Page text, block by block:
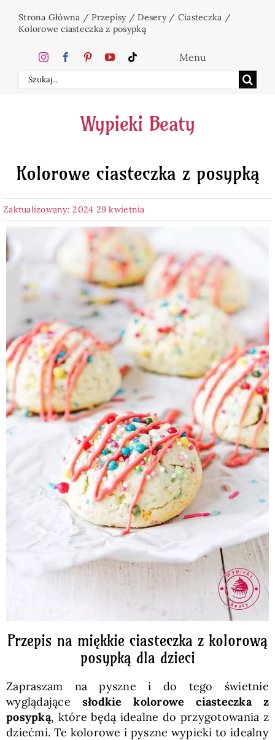
Strona Główna /Przepisy/Desery/ Ciasteczka /
Kolorowe ciasteczka z posypką
Szukaj
Menu
Home
Ciasta
Desery
Napoje
Pieczywo
Przetwory
Posiłki
Zdrowo i fit
Kuchnie świata
SKLEP
Wypieki Beaty
Kolorowe ciasteczka z posypką
Zaktualizowany: 2024 29 kwietnia
Przepis na miękkie ciasteczka z kolorową
posypką dla dzieci
Zapraszam na pyszne i do tego świetnie
wyglądające słodkie kolorowe ciasteczka z
posypką, które będą idealne do przygotowania z
dziećmi. Te kolorowe i pyszne wypieki to idealny